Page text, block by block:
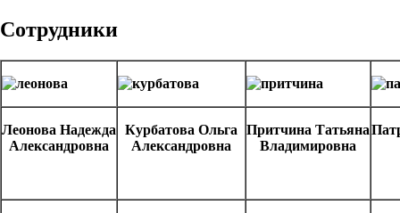
Сотрудники
Леонова Надежда
Александровна
Курбатова Ольга
Александровна
Притчина Татьяна
Владимировна